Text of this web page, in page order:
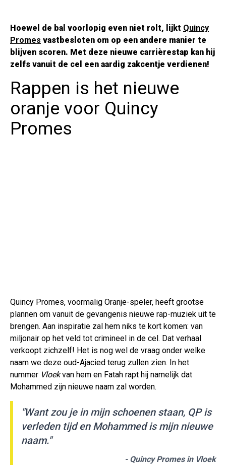
Hoewel de bal voorlopig even niet rolt, lijkt Quincy
Promes vastbesloten om op een andere manier te
blijven scoren. Met deze nieuwe carrièrestap kan hij
zelfs vanuit de cel een aardig zakcentje verdienen!
Rappen is het nieuwe
oranje voor Quincy
Promes
Quincy Promes, voormalig Oranje-speler, heeft grootse
plannen om vanuit de gevangenis nieuwe rap-muziek uit te
brengen. Aan inspiratie zal hem niks te kort komen: van
miljonair op het veld tot crimineel in de cel. Dat verhaal
verkoopt zichzelf! Het is nog wel de vraag onder welke
naam we deze oud-Ajacied terug zullen zien. In het
nummer Vloekvan hem en Fatah rapt hij namelijk dat
Mohammed zijn nieuwe naam zal worden.
"Want zou je in mijn schoenen staan, QP is
verleden tijd en Mohammed is mijn nieuwe
naam."
- Quincy Promes in Vloek